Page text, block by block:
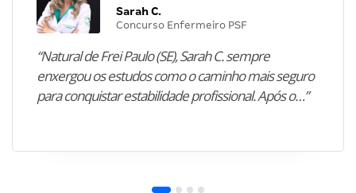
Sarah C.
Concurso Enfermeiro PSF
“Natural de Frei Paulo (SE), Sarah C. sempre
enxergou os estudos como o caminho mais seguro
para conquistar estabilidade profissional. Após o…”